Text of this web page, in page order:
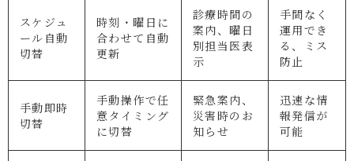
スケジュ
ール自動
切替
時刻・曜日に
合わせて自動
更新
診療時間の
案内、曜日
別担当医表
示
手間なく
運用でき
る、ミス
防止
手動即時
切替
手動操作で任
意タイミング
に切替
緊急案内、
災害時のお
知らせ
迅速な情
報発信が
可能